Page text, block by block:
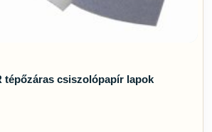
tépőzáras csiszolópapír lapok